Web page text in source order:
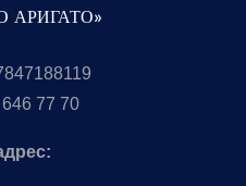
АРИГАТО»
77 70